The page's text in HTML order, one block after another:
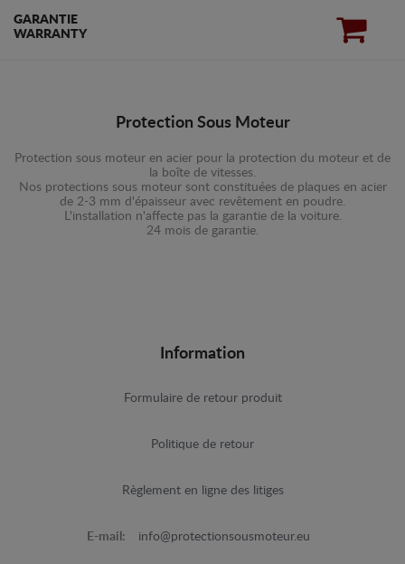
GARANTIE
WARRANTY
Protection Sous Moteur
Protection sous moteur en acier pour la protection du moteur et de
la boîte de vitesses.
Nos protections sous moteur sont constituées de plaques en acier
de 2-3 mm d'épaisseur avec revêtement en poudre.
L'installation n'affecte pas la garantie de la voiture.
24 mois de garantie.
Information
Formulaire de retour produit
Politique de retour
Règlement en ligne des litiges
E-mail: info@protectionsousmoteur.eu